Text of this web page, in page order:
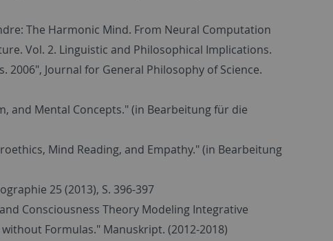
The Harmonic Mind. From Neural Computation
Vol. 2. Linguistic and Philosophical Implications.
2006", Journal for General Philosophy of Science.
and Mental Concepts." (in Bearbeitung für die
Mind Reading, and Empathy." (in Bearbeitung
25 (2013), S. 396-397
Consciousness Theory Modeling Integrative
Formulas." Manuskript. (2012-2018)